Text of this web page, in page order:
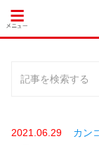
2021.06.29 カン